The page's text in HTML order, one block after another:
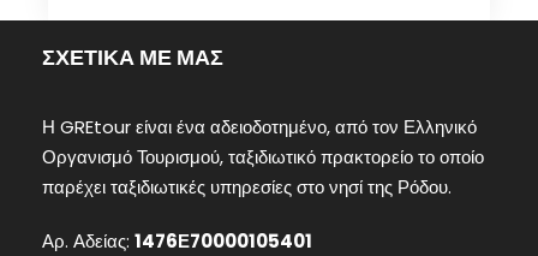
ΣΧΕΤΙΚΑ ΜΕ ΜΑΣ
Η GREtour είναι ένα αδειοδοτημένο, από τον Ελληνικό
Οργανισμό Τουρισμού, ταξιδιωτικό πρακτορείο το οποίο
παρέχει ταξιδιωτικές υπηρεσίες στο νησί της Ρόδου.
Αρ. Αδείας: 1476Ε70000105401